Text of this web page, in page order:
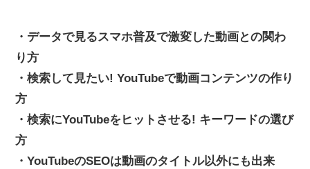
・データで見るスマホ普及で激変した動画との関わ
り方
・検索して見たい! YouTubeで動画コンテンツの作り
方
・検索にYouTubeをヒットさせる! キーワードの選び
方
・YouTubeのSEOは動画のタイトル以外にも出来